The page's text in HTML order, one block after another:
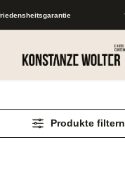
springen
Produkte filtern